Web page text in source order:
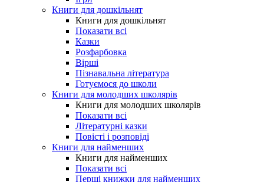
Книги для дошкільнят
Книги для дошкільнят
Показати всі
Казки
Розфарбовка
Вірші
Пізнавальна література
Готуємося до школи
Книги для молодших школярів
Книги для молодших школярів
Показати всі
Літературні казки
Повісті і розповіді
Книги для найменших
Книги для найменших
Показати всі
Перші книжки для найменших